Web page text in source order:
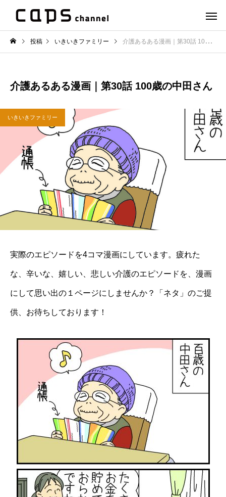
投稿 いきいきファミリー 介護あるある漫画｜第30話 100歳の中田さん
介護あるある漫画｜第30話 100歳の中田さん
いきいきファミリー
実際のエピソードを4コマ漫画にしています。疲れた
な、辛いな、嬉しい、悲しい介護のエピソードを、漫画
にして思い出の１ページにしませんか？「ネタ」のご提
供、お待ちしております！